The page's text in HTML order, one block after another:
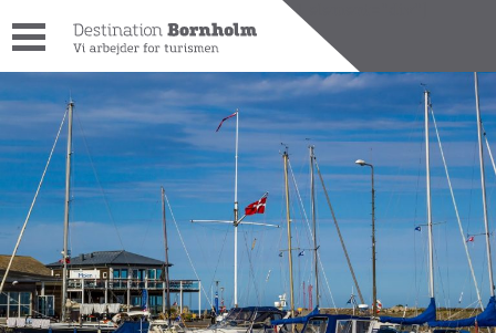
[wpdreams_ajaxsearchlite_results id=1 element="div"]